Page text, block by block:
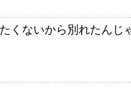
くないから別れたんじ